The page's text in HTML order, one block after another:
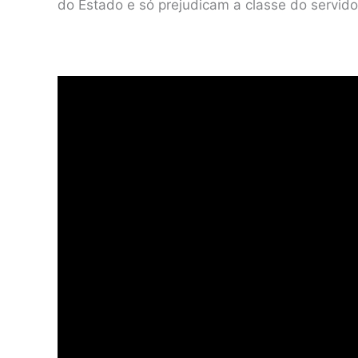
do Estado e só prejudicam a classe do